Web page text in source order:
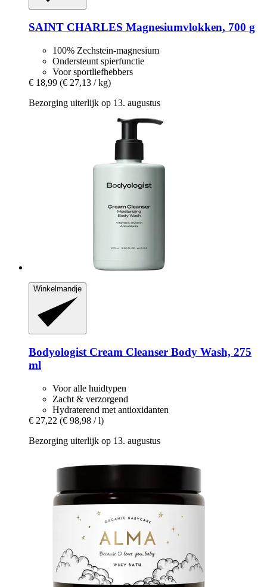
SAINT CHARLES Magnesiumvlokken, 700 g
100% Zechstein-magnesium
Ondersteunt spierfunctie
Voor sportliefhebbers
€ 18,99 (€ 27,13 / kg)
Bezorging uiterlijk op 13. augustus
Winkelmandje
Bodyologist Cream Cleanser Body Wash, 275
ml
Voor alle huidtypen
Zacht & verzorgend
Hydraterend met antioxidanten
€ 27,22 (€ 98,98 / l)
Bezorging uiterlijk op 13. augustus